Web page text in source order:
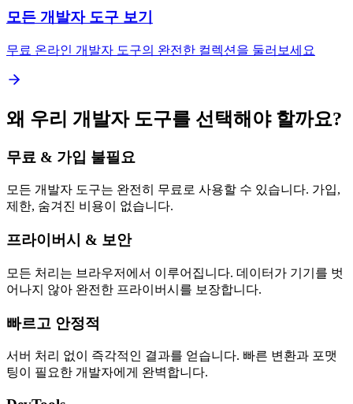
모든 개발자 도구 보기
무료 온라인 개발자 도구의 완전한 컬렉션을 둘러보세요
왜 우리 개발자 도구를 선택해야 할까요?
무료 & 가입 불필요
모든 개발자 도구는 완전히 무료로 사용할 수 있습니다. 가입,
제한, 숨겨진 비용이 없습니다.
프라이버시 & 보안
모든 처리는 브라우저에서 이루어집니다. 데이터가 기기를 벗
어나지 않아 완전한 프라이버시를 보장합니다.
빠르고 안정적
서버 처리 없이 즉각적인 결과를 얻습니다. 빠른 변환과 포맷
팅이 필요한 개발자에게 완벽합니다.